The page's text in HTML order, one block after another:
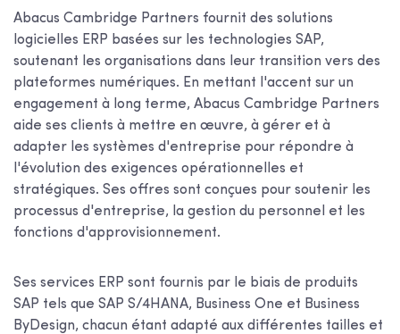
Abacus Cambridge Partners fournit des solutions
logicielles ERP basées sur les technologies SAP,
soutenant les organisations dans leur transition vers des
plateformes numériques. En mettant l'accent sur un
engagement à long terme, Abacus Cambridge Partners
aide ses clients à mettre en œuvre, à gérer et à
adapter les systèmes d'entreprise pour répondre à
l'évolution des exigences opérationnelles et
stratégiques. Ses offres sont conçues pour soutenir les
processus d'entreprise, la gestion du personnel et les
fonctions d'approvisionnement.
Ses services ERP sont fournis par le biais de produits
SAP tels que SAP S/4HANA, Business One et Business
ByDesign, chacun étant adapté aux différentes tailles et